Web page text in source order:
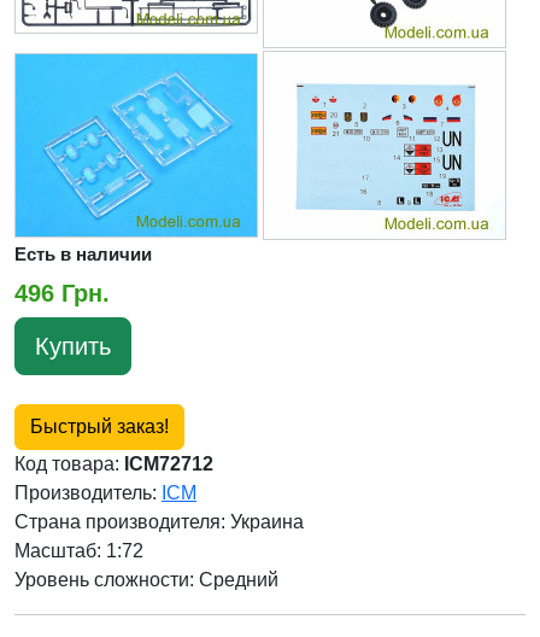
Есть в наличии
496 Грн.
Купить
Быстрый заказ!
Код товара: ICM72712
Производитель: ICM
Страна производителя: Украина
Масштаб: 1:72
Уровень сложности: Cредний